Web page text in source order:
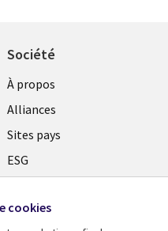
Société
À propos
Alliances
Sites pays
ESG
Fusions
cookies